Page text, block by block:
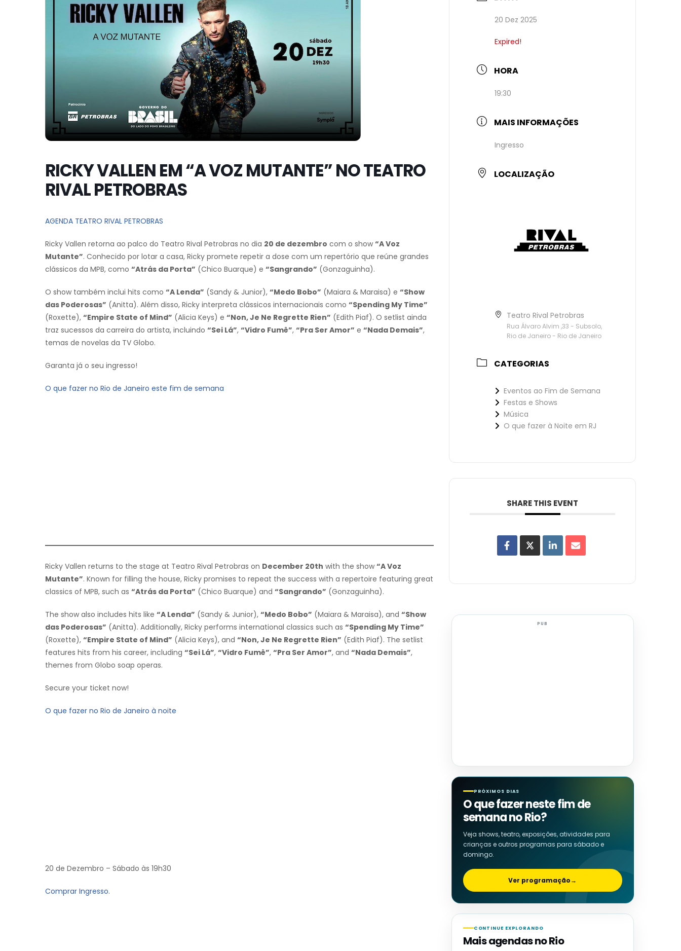
RICKY VALLEN EM “A VOZ MUTANTE” NO TEATRO
RIVAL PETROBRAS
AGENDA TEATRO RIVAL PETROBRAS
Ricky Vallen retorna ao palco do Teatro Rival Petrobras no dia 20 de dezembro com o show “A Voz
Mutante”. Conhecido por lotar a casa, Ricky promete repetir a dose com um repertório que reúne grandes
clássicos da MPB, como “Atrás da Porta” (Chico Buarque) e “Sangrando” (Gonzaguinha).
O show também inclui hits como “A Lenda” (Sandy & Junior), “Medo Bobo” (Maiara & Maraisa) e “Show
das Poderosas” (Anitta). Além disso, Ricky interpreta clássicos internacionais como “Spending My Time”
(Roxette), “Empire State of Mind” (Alicia Keys) e “Non, Je Ne Regrette Rien” (Edith Piaf). O setlist ainda
traz sucessos da carreira do artista, incluindo “Sei Lá”, “Vidro Fumê”, “Pra Ser Amor” e “Nada Demais”,
temas de novelas da TV Globo.
Garanta já o seu ingresso!
O que fazer no Rio de Janeiro este fim de semana
Ricky Vallen returns to the stage at Teatro Rival Petrobras on December 20th with the show “A Voz
Mutante”. Known for filling the house, Ricky promises to repeat the success with a repertoire featuring great
classics of MPB, such as “Atrás da Porta” (Chico Buarque) and “Sangrando” (Gonzaguinha).
The show also includes hits like “A Lenda” (Sandy & Junior), “Medo Bobo” (Maiara & Maraisa), and “Show
das Poderosas” (Anitta). Additionally, Ricky performs international classics such as “Spending My Time”
(Roxette), “Empire State of Mind” (Alicia Keys), and “Non, Je Ne Regrette Rien” (Edith Piaf). The setlist
features hits from his career, including “Sei Lá”, “Vidro Fumê”, “Pra Ser Amor”, and “Nada Demais”,
themes from Globo soap operas.
Secure your ticket now!
O que fazer no Rio de Janeiro à noite
20 de Dezembro – Sábado às 19h30
Comprar Ingresso.
20 Dez 2025
Expired!
HORA
19:30
MAIS INFORMAÇÕES
Ingresso
LOCALIZAÇÃO
Teatro Rival Petrobras
Rua Álvaro Alvim ,33 - Subsolo,
Rio de Janeiro - Rio de Janeiro
CATEGORIAS
Eventos ao Fim de Semana
Festas e Shows
Música
O que fazer à Noite em RJ
SHARE THIS EVENT
PUB
PRÓXIMOS DIAS
O que fazer neste fim de
semana no Rio?
Veja shows, teatro, exposições, atividades para
crianças e outros programas para sábado e
domingo.
Ver programação→
CONTINUE EXPLORANDO
Mais agendas no Rio